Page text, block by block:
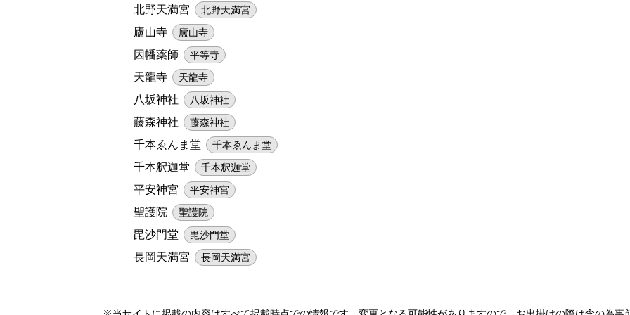
北野天満宮 北野天満宮
廬山寺 廬山寺
因幡薬師 平等寺
天龍寺 天龍寺
八坂神社 八坂神社
藤森神社 藤森神社
千本ゑんま堂 千本ゑんま堂
千本釈迦堂 千本釈迦堂
平安神宮 平安神宮
聖護院 聖護院
毘沙門堂 毘沙門堂
長岡天満宮 長岡天満宮